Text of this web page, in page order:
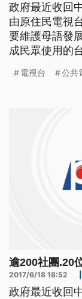
政府最近收回
由原住民電視
要維護母語發
成民眾使用的
所以有不少關
電視台 公共
逾200社團.20
2017/6/18 18:52
政府最近收回